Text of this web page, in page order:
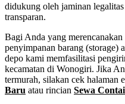
didukung oleh jaminan
transparan.
Bagi Anda yang
penyimpanan barang (storage)
depo kami memfasilitasi
kecamatan di Wonogiri. Jika
termurah, silakan cek halaman
Baru atau rincian Sewa